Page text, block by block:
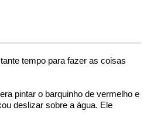
tempo para fazer as coisas
pintar o barquinho de vermelho e
deslizar sobre a água. Ele